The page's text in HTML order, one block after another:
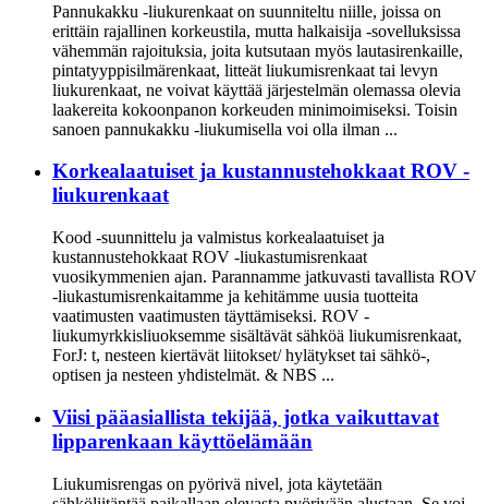
Pannukakku -liukurenkaat on suunniteltu niille, joissa on
erittäin rajallinen korkeustila, mutta halkaisija -sovelluksissa
vähemmän rajoituksia, joita kutsutaan myös lautasirenkaille,
pintatyyppisilmärenkaat, litteät liukumisrenkaat tai levyn
liukurenkaat, ne voivat käyttää järjestelmän olemassa olevia
laakereita kokoonpanon korkeuden minimoimiseksi. Toisin
sanoen pannukakku -liukumisella voi olla ilman ...
Korkealaatuiset ja kustannustehokkaat ROV -
liukurenkaat
Kood -suunnittelu ja valmistus korkealaatuiset ja
kustannustehokkaat ROV -liukastumisrenkaat
vuosikymmenien ajan. Parannamme jatkuvasti tavallista ROV
-liukastumisrenkaitamme ja kehitämme uusia tuotteita
vaatimusten vaatimusten täyttämiseksi. ROV -
liukumyrkkisliuoksemme sisältävät sähköä liukumisrenkaat,
ForJ: t, nesteen kiertävät liitokset/ hylätykset tai sähkö-,
optisen ja nesteen yhdistelmät. & NBS ...
Viisi pääasiallista tekijää, jotka vaikuttavat
lipparenkaan käyttöelämään
Liukumisrengas on pyörivä nivel, jota käytetään